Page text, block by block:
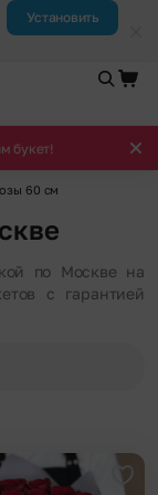
Установить
букет!
60 см
по Москве на
с гарантией